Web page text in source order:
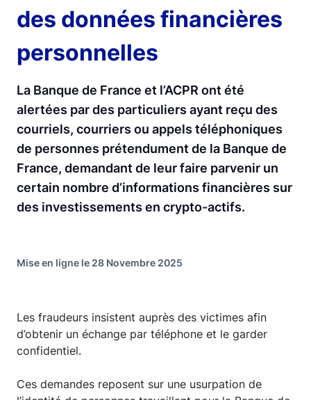
des données financières
personnelles
La Banque de France et l’ACPR ont été
alertées par des particuliers ayant reçu des
courriels, courriers ou appels téléphoniques
de personnes prétendument de la Banque de
France, demandant de leur faire parvenir un
certain nombre d’informations financières sur
des investissements en crypto-actifs.
Mise en ligne le 28 Novembre 2025
Les fraudeurs insistent auprès des victimes afin
d’obtenir un échange par téléphone et le garder
confidentiel.
Ces demandes reposent sur une usurpation de